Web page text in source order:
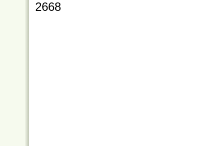
2668